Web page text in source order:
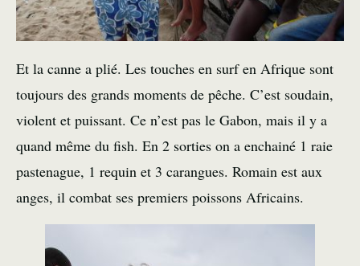
Et la canne a plié. Les touches en surf en Afrique sont
toujours des grands moments de pêche. C’est soudain,
violent et puissant. Ce n’est pas le Gabon, mais il y a
quand même du fish. En 2 sorties on a enchainé 1 raie
pastenague, 1 requin et 3 carangues. Romain est aux
anges, il combat ses premiers poissons Africains.